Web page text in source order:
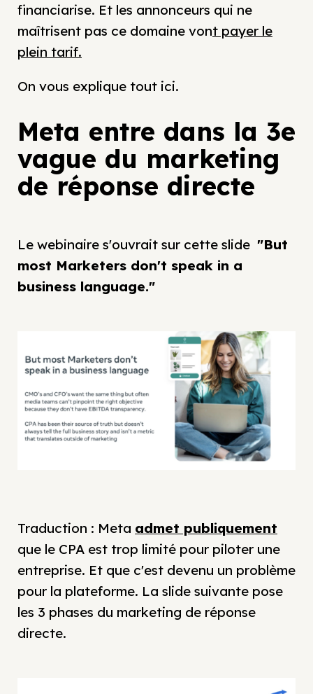
financiarise. Et les annonceurs qui ne
maîtrisent pas ce domaine vont payer le
plein tarif.
On vous explique tout ici.
Meta entre dans la 3e
vague du marketing
de réponse directe
Le webinaire s'ouvrait sur cette slide "But
most Marketers don't speak in a
business language."
Traduction : Meta admet publiquement
que le CPA est trop limité pour piloter une
entreprise. Et que c'est devenu un problème
pour la plateforme. La slide suivante pose
les 3 phases du marketing de réponse
directe.